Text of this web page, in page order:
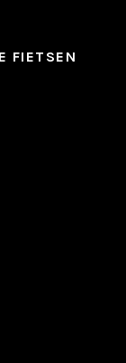
FIETSEN